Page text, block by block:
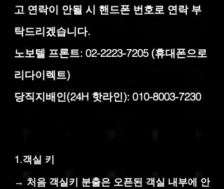
고 연락이 안될 시 핸드폰 번호로 연락 부
탁드리겠습니다.
노보텔 프론트: 02-2223-7205(휴대폰으로
리다이렉트)
당직지배인(24H 핫라인): 010-8003-7230
1.객실 키
→ 처음 객실키 분출은 오픈된 객실 내부에 안